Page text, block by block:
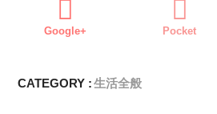
Google+ Pocket
CATEGORY :生活全般